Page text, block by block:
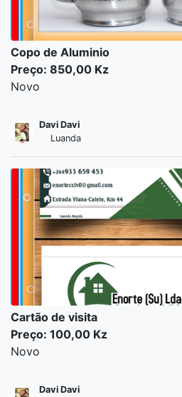
Copo de Aluminio
Preço: 850,00 Kz
Novo
Davi Davi
Luanda
Cartão de visita
Preço: 100,00 Kz
Novo
Davi Davi